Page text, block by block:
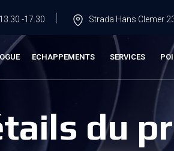
-17.30 Strada Hans Clemer
ECHAPPEMENTS SERVICES
du